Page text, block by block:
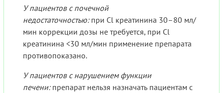
У пациентов с почечной
недостаточностью:при Cl креатинина 30–80 мл/
мин коррекции дозы не требуется, при Cl
креатинина <30 мл/мин применение препарата
противопоказано.
У пациентов с нарушением функции
печени:препарат нельзя назначать пациентам с